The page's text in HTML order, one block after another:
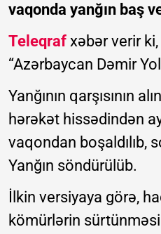
vaqonda yanğın baş
Teleqraf xəbər verir
“Azərbaycan Dəmir
Yanğının qarşısının
hərəkət hissədindən
vaqondan boşaldılıb,
Yanğın söndürülüb.
İlkin versiyaya görə,
kömürlərin